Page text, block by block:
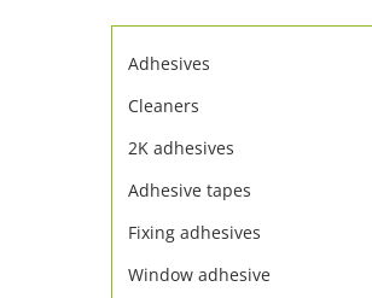
Adhesives
Instant adhesives
SpeedBond adhesive system
Contact adhesives
Cleaners
Cleaners
2K adhesives
Universal repair
Metal repair
Adhesive tapes
TapeLine adhesive tapes
Fixing adhesives
Adhesion & sealing adhesive
Window adhesive